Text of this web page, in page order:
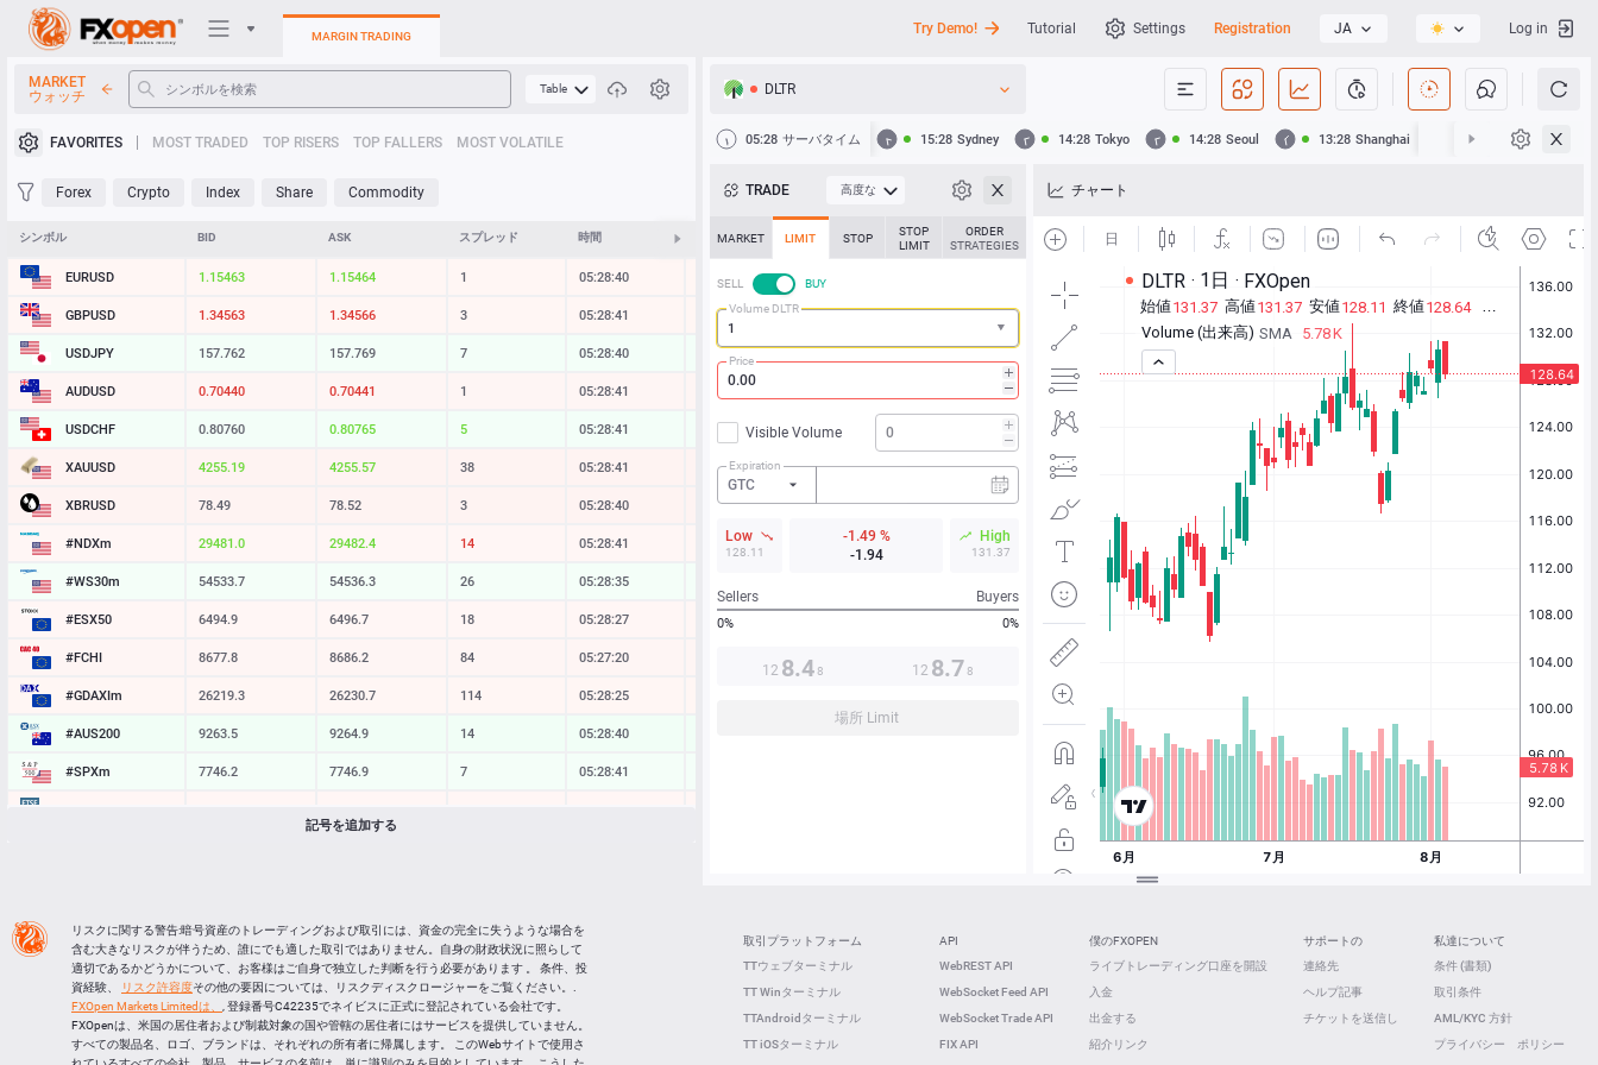
トレーディングプラットフォ
Heatmap
MARGIN TRADING Try Demo! Tutorial Settings Registration JA Log in
MARKET
ウォッチ
Table
FAVORITES MOST TRADED TOP RISERS TOP FALLERS MOST VOLATILE
Forex Crypto Index Share Commodity
シンボル BID ASK スプレッド 時間 変化する
EURUSD 1.15463 1.15464 1 05:28:40 -0.09 %
GBPUSD 1.34563 1.34566 3 05:28:41 -0.10 %
USDJPY 157.762 157.769 7 05:28:40 0.10 %
AUDUSD 0.70440 0.70441 1 05:28:41 -0.19 %
USDCHF 0.80760 0.80765 5 05:28:41
XAUUSD 4255.19 4255.57 38 05:28:41 -0.53 %
XBRUSD 78.49 78.52 3 05:28:40 -0.52 %
#NDXm 29481.0 29482.4 14 05:28:41 -0.01 %
#WS30m 54533.7 54536.3 26 05:28:35
#ESX50 6494.9 6496.7 18 05:28:27 -0.06 %
#FCHI 8677.8 8686.2 84 05:27:20
#GDAXIm 26219.3 26230.7 114 05:28:25
#AUS200 9263.5 9264.9 14 05:28:40
#SPXm 7746.2 7746.9 7 05:28:41
LTCUSD 44.977 45.063 86 05:28:38
XRPUSD 1.04805 1.04955 150 05:28:22
ETHUSD 1909.884 1910.486 602
記号を追加する
DLTR
05:28 サーバタイム 15:28 Sydney 14:28 Tokyo 14:28 Seoul 13:28 Shanghai 13:28 Hong Kong
TRADE 高度な
MARKET LIMIT STOP
STOP
LIMIT
ORDER
STRATEGIES
SELL
BUY
Volume DLTR
Price
Visible Volume
Expiration
GTC
Low
128.11
-1.49 %
-1.94
High
131.37
Sellers Buyers
0% 0%
12 8.48 12 8.78
場所 Limit
チャート
取引プラットフォーム
TTウェブターミナル
TT Winターミナル
TTAndroidターミナル
TT iOSターミナル
API
WebREST API
WebSocket Feed API
WebSocket Trade API
FIX API
僕のFXOPEN
ライブトレーディング口座を開設
入金
出金する
紹介リンク
サポートの
連絡先
ヘルプ記事
チケットを送信し
私達について
条件 (書類)
取引条件
AML/KYC 方針
プライバシー ポリシー
リスクに関する警告:暗号資産のトレーディングおよび取引には、資金の完全に失うような場合を
含む大きなリスクが伴うため、誰にでも適した取引ではありません。自身の財政状況に照らして
適切であるかどうかについて、お客様はご自身で独立した判断を行う必要があります 。 条件、投
資経験、
リスク許容度その他の要因については、リスクディスクロージャーをご覧ください。.
FXOpen Markets Limitedは、
, 登録番号C42235でネイビスに正式に登記されている会社です。
FXOpenは、米国の居住者および制裁対象の国や管轄の居住者にはサービスを提供していません。
すべての製品名、ロゴ、ブランドは、それぞれの所有者に帰属します。 このWebサイトで使用さ